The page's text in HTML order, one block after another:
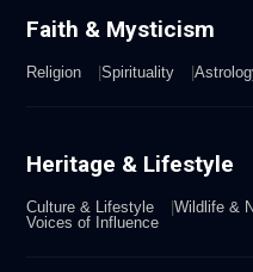
Faith & Mysticism
Religion Spirituality
Heritage & Lifestyle
Culture & Lifestyle Wildlife &
Voices of Influence